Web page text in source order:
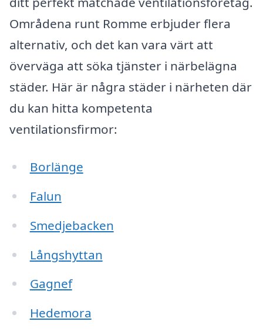
Områdena runt Romme erbjuder flera
alternativ, och det kan vara värt att
överväga att söka tjänster i närbelägna
städer. Här är några städer i närheten där
du kan hitta kompetenta
ventilationsfirmor:
Borlänge
Falun
Smedjebacken
Långshyttan
Gagnef
Hedemora